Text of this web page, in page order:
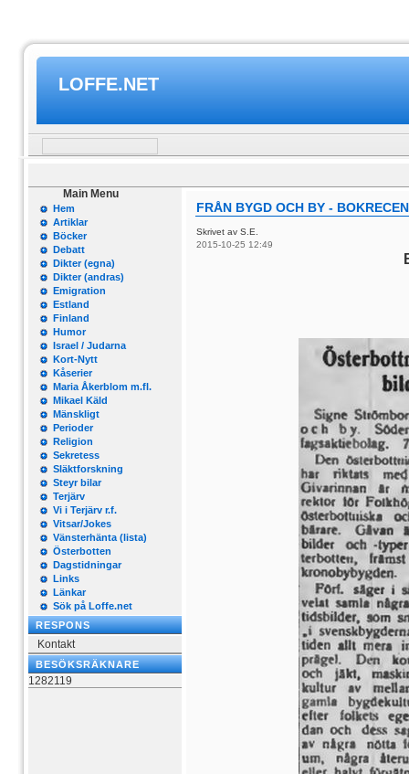
LOFFE.NET
Main Menu
Hem
Artiklar
Böcker
Debatt
Dikter (egna)
Dikter (andras)
Emigration
Estland
Finland
Humor
Israel / Judarna
Kort-Nytt
Kåserier
Maria Åkerblom m.fl.
Mikael Käld
Mänskligt
Perioder
Religion
Sekretess
Släktforskning
Steyr bilar
Terjärv
Vi i Terjärv r.f.
Vitsar/Jokes
Vänsterhänta (lista)
Österbotten
Dagstidningar
Links
Länkar
Sök på Loffe.net
RESPONS
Kontakt
BESÖKSRÄKNARE
1282119
FRÅN BYGD OCH BY -
Skrivet av S.E.
2015-10-25 12:49